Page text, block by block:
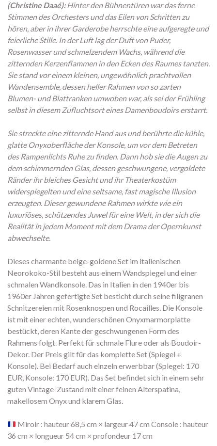
(Christine Daaé): Hinter den Bühnentüren war das ferne
Stimmen des Orchesters und das Eilen von Schritten zu
hören, aber in ihrer Garderobe herrschte eine aufgeregte und
feierliche Stille. In der Luft lag der Duft von Puder,
Rosenwasser und schmelzendem Wachs, während die
zitternden Kerzenflammen in den Ecken des Raumes tanzten.
Sie stand vor einem kleinen, ungewöhnlich prachtvollen
Wandensemble, dessen heller Rahmen von so zarten
Blumen- und Blattranken umwoben war, als sei der Frühling
selbst in diesem Zufluchtsort eines Damenboudoirs erstarrt.
Sie streckte eine zitternde Hand aus und berührte die kühle,
glatte Onyxoberfläche der Konsole, um vor dem Betreten
des Rampenlichts Ruhe zu finden. Dann hob sie die Augen zu
dem schimmernden Glas, dessen geschwungene, vergoldete
Ränder ihr bleiches Gesicht und ihr Theaterkostüm
widerspiegelten und eine seltsame, fast magische Illusion
erzeugten. Dieser gewundene Rahmen wirkte wie ein
luxuriöses, schützendes Juwel für eine Welt, in der sich die
Realität in jedem Moment mit dem Drama der Opernkunst
abwechselte.
Dieses charmante beige-goldene Set im italienischen
Neorokoko-Stil besteht aus einem Wandspiegel und einer
schmalen Wandkonsole. Das in Italien in den 1940er bis
1960er Jahren gefertigte Set besticht durch seine filigranen
Schnitzereien mit Rosenknospen und Rocailles. Die Konsole
ist mit einer echten, wunderschönen Onyxmarmorplatte
bestückt, deren Kante der geschwungenen Form des
Rahmens folgt. Perfekt für schmale Flure oder als Boudoir-
Dekor. Der Preis gilt für das komplette Set (Spiegel +
Konsole). Bei Bedarf auch einzeln erwerbbar (Spiegel: 170
EUR, Konsole: 170 EUR). Das Set befindet sich in einem sehr
guten Vintage-Zustand mit einer feinen Alterspatina,
makellosem Onyx und klarem Glas.
Miroir : hauteur 68,5 cm × largeur 47 cm Console : hauteur
36 cm × longueur 54 cm × profondeur 17 cm